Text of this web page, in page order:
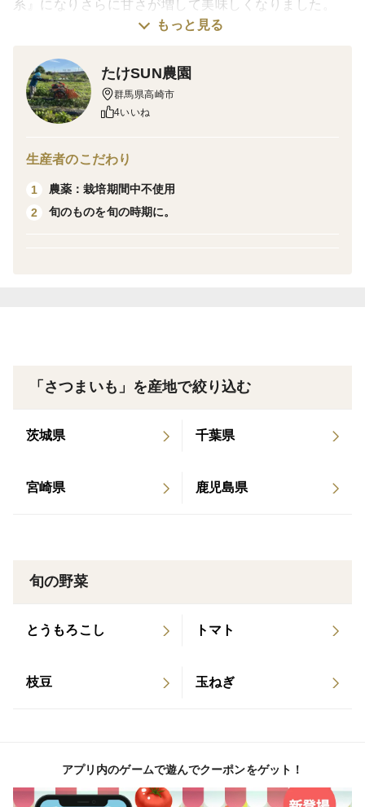
系』になりさらに甘さが増して美味しくなりました。
緑肥を使用し土つくりと『農薬：栽培期間中不使用』で
大事に育てています。
私たちたけSUN農園は『上越新幹線』『北陸新幹線』の
さつまいも作りに適している土壌になります。
保存方法など
ります。
は、常温での保存が適しているといわれています。
ない冷暗所で保存してくださいね。
①1本ずつ新聞紙で包む
スイートポテトやプリンなど も最高ですね。
もっと見る
たけSUN農園
群馬県高崎市
4いいね
生産者のこだわり
1
農薬：栽培期間中不使用
2
旬のものを旬の時期に。
「さつまいも」を産地で絞り込む
茨城県 千葉県
宮崎県 鹿児島県
旬の野菜
とうもろこし トマト
枝豆 玉ねぎ
アプリ内のゲームで遊んでクーポンをゲット！